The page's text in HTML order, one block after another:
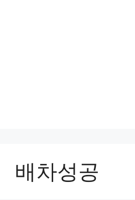
배차성공